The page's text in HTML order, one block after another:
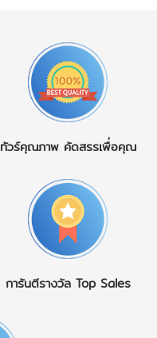
ทัวร์คุณภาพ คัดสรรเพื่อคุณ
การันตีรางวัล Top Sales